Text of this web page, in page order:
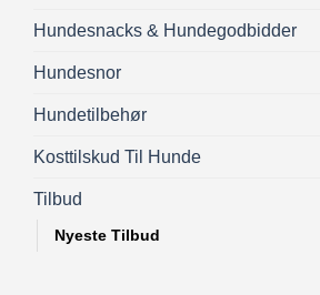
Hundesnacks & Hundegodbidder
Hundesnor
Hundetilbehør
Kosttilskud Til Hunde
Tilbud
Nyeste Tilbud